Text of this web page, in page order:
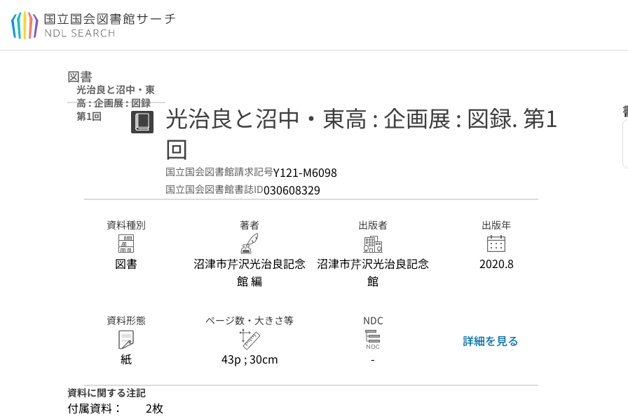
本文へ移動
図書
光治良と沼中・東
高 : 企画展 : 図録
第1回
光治良と沼中・東高 : 企画展 : 図録. 第1
回
国立国会図書館請求記号Y121-M6098
国立国会図書館書誌ID030608329
資料種別
図書
著者
沼津市芹沢光治良記念
館 編
出版者
沼津市芹沢光治良記念
館
出版年
2020.8
資料形態
紙
ページ数・大きさ等
43p ; 30cm
NDC
-
詳細を見る
資料に関する注記
付属資料： 2枚